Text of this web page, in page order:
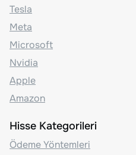
Tesla
Meta
Microsoft
Nvidia
Apple
Amazon
Hisse Kategorileri
Ödeme Yöntemleri